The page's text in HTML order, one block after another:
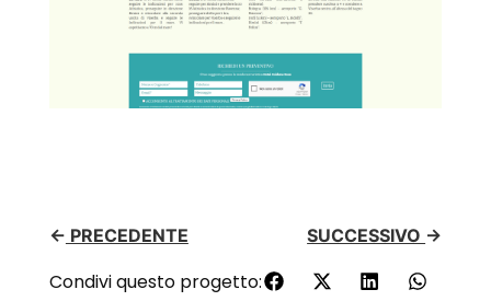
← PRECEDENTE SUCCESSIVO →
Condivi questo progetto: